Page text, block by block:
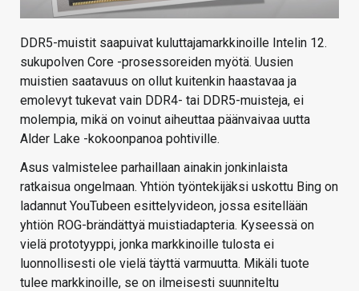
DDR5-muistit saapuivat kuluttajamarkkinoille Intelin 12.
sukupolven Core -prosessoreiden myötä. Uusien
muistien saatavuus on ollut kuitenkin haastavaa ja
emolevyt tukevat vain DDR4- tai DDR5-muisteja, ei
molempia, mikä on voinut aiheuttaa päänvaivaa uutta
Alder Lake -kokoonpanoa pohtiville.
Asus valmistelee parhaillaan ainakin jonkinlaista
ratkaisua ongelmaan. Yhtiön työntekijäksi uskottu Bing on
ladannut YouTubeen esittelyvideon, jossa esitellään
yhtiön ROG-brändättyä muistiadapteria. Kyseessä on
vielä prototyyppi, jonka markkinoille tulosta ei
luonnollisesti ole vielä täyttä varmuutta. Mikäli tuote
tulee markkinoille, se on ilmeisesti suunniteltu